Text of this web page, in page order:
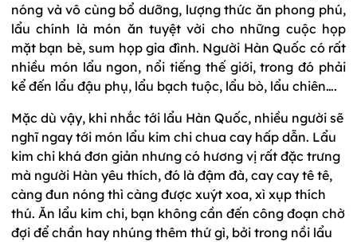
nóng và vô cùng bổ dưỡng, lượng thức ăn phong phú,
lẩu chính là món ăn tuyệt vời cho những cuộc họp
mặt bạn bè, sum họp gia đình. Người Hàn Quốc có rất
nhiều món lẩu ngon, nổi tiếng thế giới, trong đó phải
kể đến lẩu đậu phụ, lẩu bạch tuộc, lẩu bò, lẩu chiên….
Mặc dù vậy, khi nhắc tới lẩu Hàn Quốc, nhiều người sẽ
nghĩ ngay tới món lẩu kim chi chua cay hấp dẫn. Lẩu
kim chi khá đơn giản nhưng có hương vị rất đặc trưng
mà người Hàn yêu thích, đó là đậm đà, cay cay tê tê,
càng đun nóng thì càng được xuýt xoa, xì xụp thích
thú. Ăn lẩu kim chi, bạn không cần đến công đoạn chờ
đợi để chần hay nhúng thêm thứ gì, bởi trong nồi lẩu